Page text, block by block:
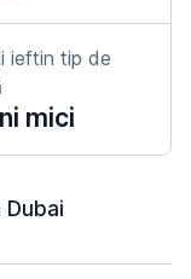
ieftin tip de
mici